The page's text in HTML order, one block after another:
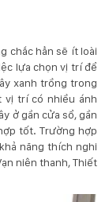
chắc hẳn sẽ ít loài
lựa chọn vị trí để
xanh trồng trong
vị trí có nhiều ánh
ở gần cửa sổ, gần
tốt. Trường hợp
năng thích nghi
niên thanh, Thiết